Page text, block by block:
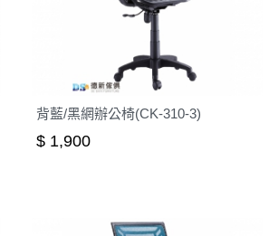
背藍/黑網辦公椅(CK-310-3)
$ 1,900